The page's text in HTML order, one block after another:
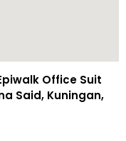
Office Suit
Said, Kuningan,